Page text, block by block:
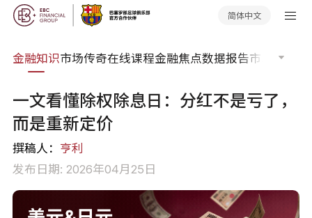
简体中文
金融知识市场传奇在线课程金融焦点数据报告市场分析
一文看懂除权除息日：分红不是亏了，
而是重新定价
撰稿人： 亨利
发布日期: 2026年04月25日